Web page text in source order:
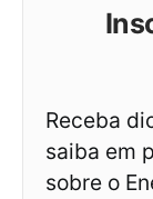
Receba
saiba em
sobre o